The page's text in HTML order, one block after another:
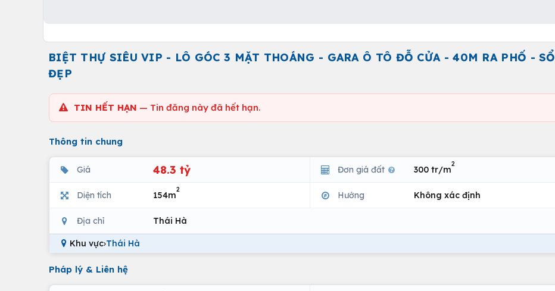
BIỆT THỰ SIÊU VIP - LÔ GÓC 3 MẶT THOÁNG - GARA Ô TÔ ĐỖ CỬA - 40M RA PHỐ - SỔ
ĐẸP
TIN HẾT HẠN — Tin đăng này đã hết hạn.
Thông tin chung
Giá 48.3 tỷ Đơn giá đất 300 tr/m
2
Diện tích 154m
2
Hướng Không xác định
Địa chỉ Thái Hà
Khu vực›Thái Hà
Pháp lý & Liên hệ